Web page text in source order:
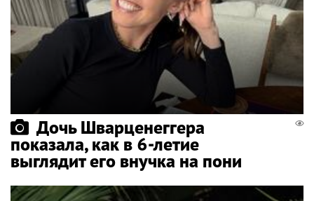
Дочь Шварценеггера
показала, как в 6-летие
выглядит его внучка на пони